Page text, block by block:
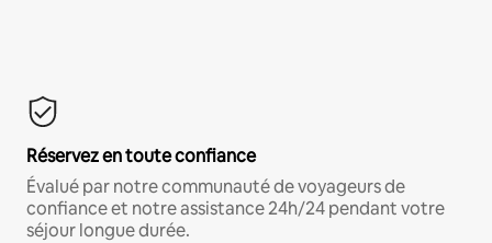
Réservez en toute confiance
Évalué par notre communauté de voyageurs de
confiance et notre assistance 24h/24 pendant votre
séjour longue durée.